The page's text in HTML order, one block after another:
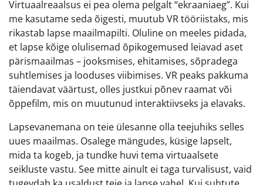
Virtuaalreaalsus ei pea olema pelgalt “ekraaniaeg”. Kui
me kasutame seda õigesti, muutub VR tööriistaks, mis
rikastab lapse maailmapilti. Oluline on meeles pidada,
et lapse kõige olulisemad õpikogemused leiavad aset
pärismaailmas – jooksmises, ehitamises, sõpradega
suhtlemises ja looduses viibimises. VR peaks pakkuma
täiendavat väärtust, olles justkui põnev raamat või
õppefilm, mis on muutunud interaktiivseks ja elavaks.
Lapsevanemana on teie ülesanne olla teejuhiks selles
uues maailmas. Osalege mängudes, küsige lapselt,
mida ta kogeb, ja tundke huvi tema virtuaalsete
seikluste vastu. See mitte ainult ei taga turvalisust, vaid